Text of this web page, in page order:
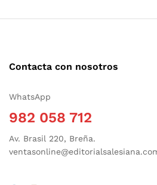
Contacta con nosotros
WhatsApp
982 058 712
Av. Brasil 220, Breña.